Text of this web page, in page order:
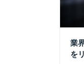
業
を